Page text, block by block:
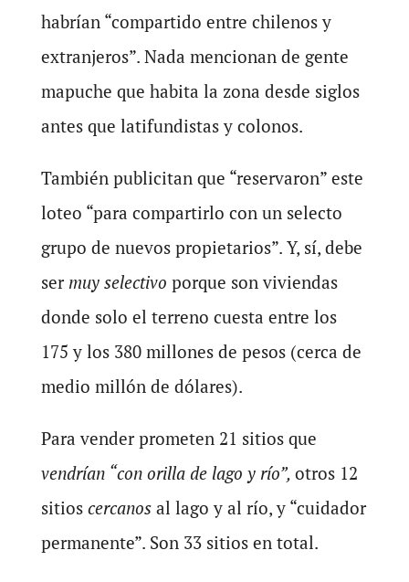
habrían “compartido entre chilenos y
extranjeros”. Nada mencionan de gente
mapuche que habita la zona desde siglos
antes que latifundistas y colonos.
También publicitan que “reservaron” este
loteo “para compartirlo con un selecto
grupo de nuevos propietarios”. Y, sí, debe
ser muy selectivo porque son viviendas
donde solo el terreno cuesta entre los
175 y los 380 millones de pesos (cerca de
medio millón de dólares).
Para vender prometen 21 sitios que
vendrían “con orilla de lago y río”, otros 12
sitios cercanosal lago y al río, y “cuidador
permanente”. Son 33 sitios en total.